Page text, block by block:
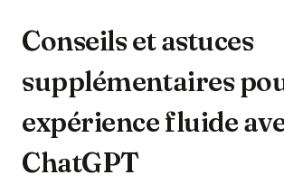
Conseils et astuces
supplémentaires
expérience fluide
ChatGPT